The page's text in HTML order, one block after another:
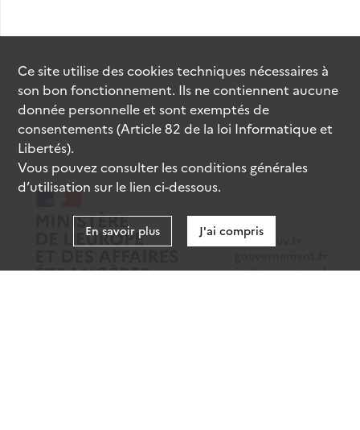
data.gouv.fr
legifrance.gouv.fr
Ce site utilise descookiestechniques nécessaires à
son bon fonctionnement. Ils ne contiennent aucune
donnée personnelle et sont exemptés de
consentements (Article 82 de la loi Informatique et
Libertés).
Vous pouvez consulter les conditions générales
d’utilisation sur le lien ci-dessous.
En savoir plus J'ai compris